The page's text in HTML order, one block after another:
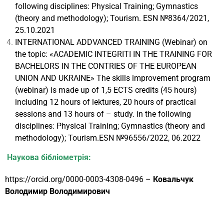
following disciplines: Physical Training; Gymnastics
(theory and methodology); Tourism. ESN №8364/2021,
25.10.2021
INTERNATIONAL ADDVANCED TRAINING (Webinar) on
the topic: «ACADEMIC INTEGRITI IN THE TRAINING FOR
BACHELORS IN THE CONTRIES OF THE EUROPEAN
UNION AND UKRAINE» The skills improvement program
(webinar) is made up of 1,5 ECTS credits (45 hours)
including 12 hours of lektures, 20 hours of practical
sessions and 13 hours of – study. in the following
disciplines: Physical Training; Gymnastics (theory and
methodology); Tourism.ESN №96556/2022, 06.2022
Наукова бібліометрія:
https://orcid.org/0000-0003-4308-0496 – Ковальчук
Володимир Володимирович